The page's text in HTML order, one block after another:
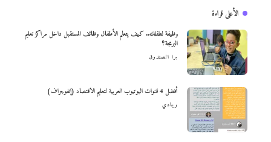
الأعلى قراءة
وظيفة لطفلك.. كيف يتعلم الأطفال وظائف المستقبل داخل مراكز تعليم
البرمجة؟
برا الصندوق
أفضل 4 قنوات اليوتيوب العربية لتعليم الاقتصاد (إنفوجراف)
ريادي